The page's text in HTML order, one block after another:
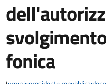
fonica